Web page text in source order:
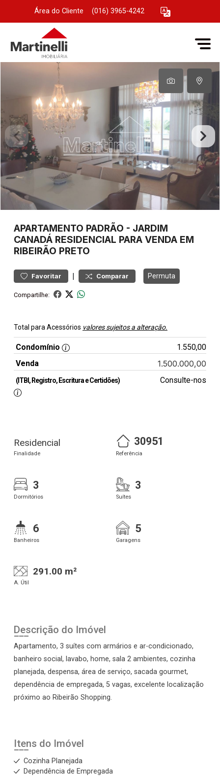
Área do Cliente (016) 3965-4242
APARTAMENTO PADRÃO - JARDIM
CANADÁ RESIDENCIAL PARA VENDA EM
RIBEIRÃO PRETO
Favoritar | Comparar Permuta
Compartilhe:
Total para Acessórios valores sujeitos a alteração.
Condomínio
1.550,00
Venda
1.500.000,00
(ITBI, Registro, Escritura e Certidões) Consulte-nos
Residencial
Finalidade
30951
Referência
3
Dormitórios
3
Suítes
6
Banheiros
5
Garagens
291.00 m²
A. Útil
Descrição do Imóvel
Apartamento, 3 suítes com armários e ar-condicionado,
banheiro social, lavabo, home, sala 2 ambientes, cozinha
planejada, despensa, área de serviço, sacada gourmet,
dependência de empregada, 5 vagas, excelente localização
próximo ao Ribeirão Shopping.
Itens do Imóvel
Cozinha Planejada
Dependência de Empregada